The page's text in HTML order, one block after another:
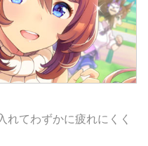
てわずかに疲れにくく